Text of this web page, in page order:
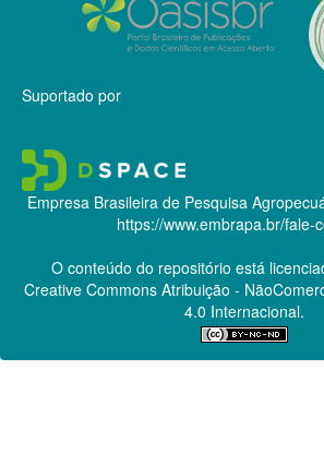
Suportado por
Empresa Brasileira de Pesquisa
https://www.embrapa.br/fale-
O conteúdo do repositório está
Creative CommonsAtribuição -
4.0 Internacional.